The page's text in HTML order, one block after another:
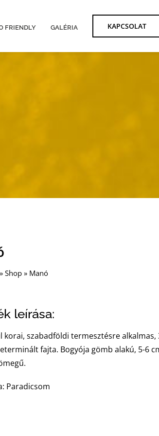
FRIENDLY GALÉRIA KAPCSOLAT
» Shop » Manó
leírása:
korai, szabadföldi termesztésre alkalmas,
fajta. Bogyója gömb alakú, 5-6
Paradicsom